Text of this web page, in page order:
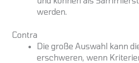
werden.
Contra
Die große Auswahl kann
erschweren, wenn